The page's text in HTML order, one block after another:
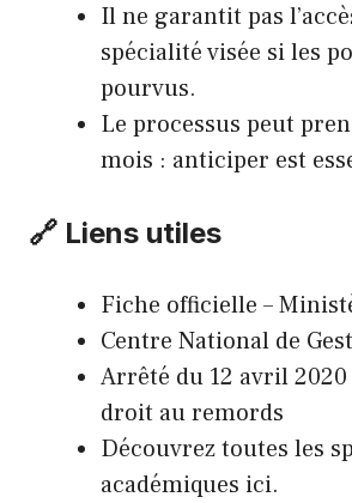
Il ne garantit pas
spécialité visée si les
pourvus.
Le processus peut
mois : anticiper est
🔗 Liens utiles
Fiche officielle –
Centre National de
Arrêté du 12 avril
droit au remords
Découvrez toutes les
académiques ici.